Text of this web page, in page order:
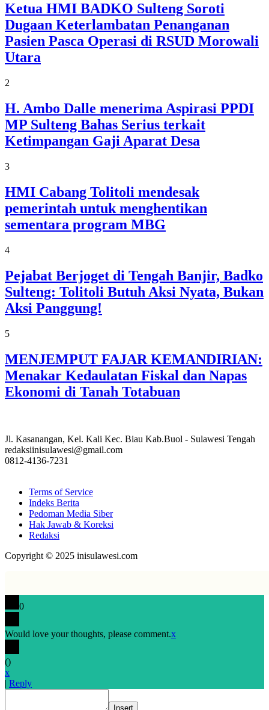
Ketua HMI BADKO Sulteng Soroti
Dugaan Keterlambatan Penanganan
Pasien Pasca Operasi di RSUD Morowali
Utara
2
H. Ambo Dalle menerima Aspirasi PPDI
MP Sulteng Bahas Serius terkait
Ketimpangan Gaji Aparat Desa
3
HMI Cabang Tolitoli mendesak
pemerintah untuk menghentikan
sementara program MBG
4
Pejabat Berjoget di Tengah Banjir, Badko
Sulteng: Tolitoli Butuh Aksi Nyata, Bukan
Aksi Panggung!
5
MENJEMPUT FAJAR KEMANDIRIAN:
Menakar Kedaulatan Fiskal dan Napas
Ekonomi di Tanah Totabuan
Jl. Kasanangan, Kel. Kali Kec. Biau Kab.Buol - Sulawesi Tengah
redaksiinisulawesi@gmail.com
0812-4136-7231
Terms of Service
Indeks Berita
Pedoman Media Siber
Hak Jawab & Koreksi
Redaksi
Copyright © 2025 inisulawesi.com
0
Would love your thoughts, please comment.x
()
x
| Reply
Insert